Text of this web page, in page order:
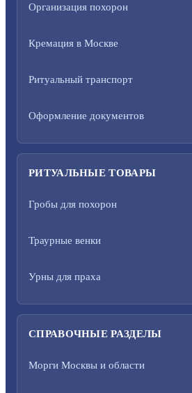
Организация похорон
Кремация в Москве
Ритуальный транспорт
Оформление документов
РИТУАЛЬНЫЕ ТОВАРЫ
Гробы для похорон
Траурные венки
Урны для праха
СПРАВОЧНЫЕ РАЗДЕЛЫ
Морги Москвы и области